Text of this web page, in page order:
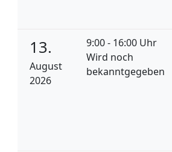
13.
August
2026
9:00 - 16:00 Uhr
Wird noch
bekanntgegeben